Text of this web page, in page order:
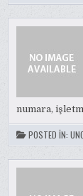
numara,
POSTED IN: